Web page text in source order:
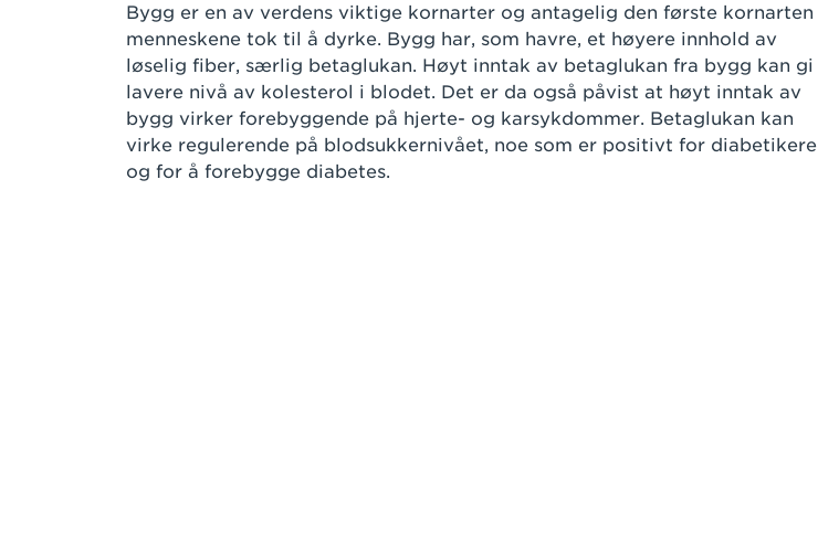
Bygg er en av verdens viktige kornarter og antagelig den første kornarten
menneskene tok til å dyrke. Bygg har, som havre, et høyere innhold av
løselig fiber, særlig betaglukan. Høyt inntak av betaglukan fra bygg kan gi
lavere nivå av kolesterol i blodet. Det er da også påvist at høyt inntak av
bygg virker forebyggende på hjerte- og karsykdommer. Betaglukan kan
virke regulerende på blodsukkernivået, noe som er positivt for diabetikere
og for å forebygge diabetes.